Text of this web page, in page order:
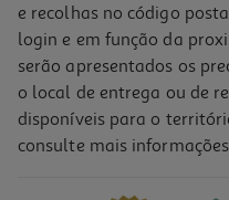
Interruptor Inteligente Tp-Link
e recolhas no código
login e em função da
serão apresentados os
o local de entrega ou de
disponíveis para o
consulte mais informações